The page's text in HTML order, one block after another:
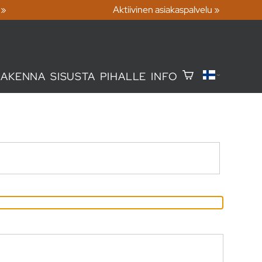
Aktiivinen asiakaspalvelu »
SISUSTA PIHALLE INFO